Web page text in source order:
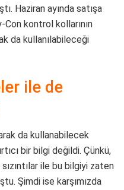
Haziran ayında satışa
kontrol kollarının
da kullanılabileceği
ile de
da kullanabilecek
bir bilgi değildi. Çünkü,
ile bu bilgiyi zaten
Şimdi ise karşımızda